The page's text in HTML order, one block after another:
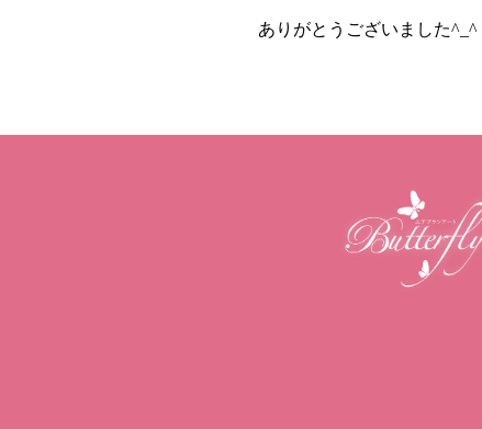
ありがとうございました^_^